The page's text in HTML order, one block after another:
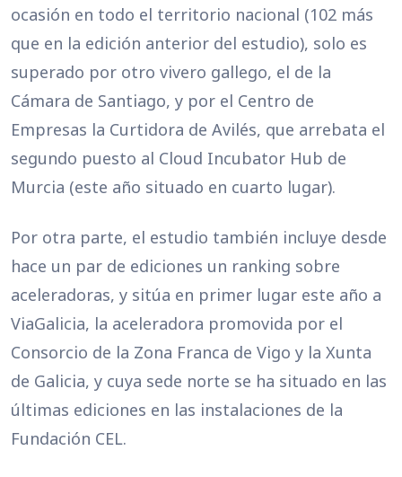
ocasión en todo el territorio nacional (102 más
que en la edición anterior del estudio), solo es
superado por otro vivero gallego, el de la
Cámara de Santiago, y por el Centro de
Empresas la Curtidora de Avilés, que arrebata el
segundo puesto al Cloud Incubator Hub de
Murcia (este año situado en cuarto lugar).
Por otra parte, el estudio también incluye desde
hace un par de ediciones un ranking sobre
aceleradoras, y sitúa en primer lugar este año a
ViaGalicia, la aceleradora promovida por el
Consorcio de la Zona Franca de Vigo y la Xunta
de Galicia, y cuya sede norte se ha situado en las
últimas ediciones en las instalaciones de la
Fundación CEL.